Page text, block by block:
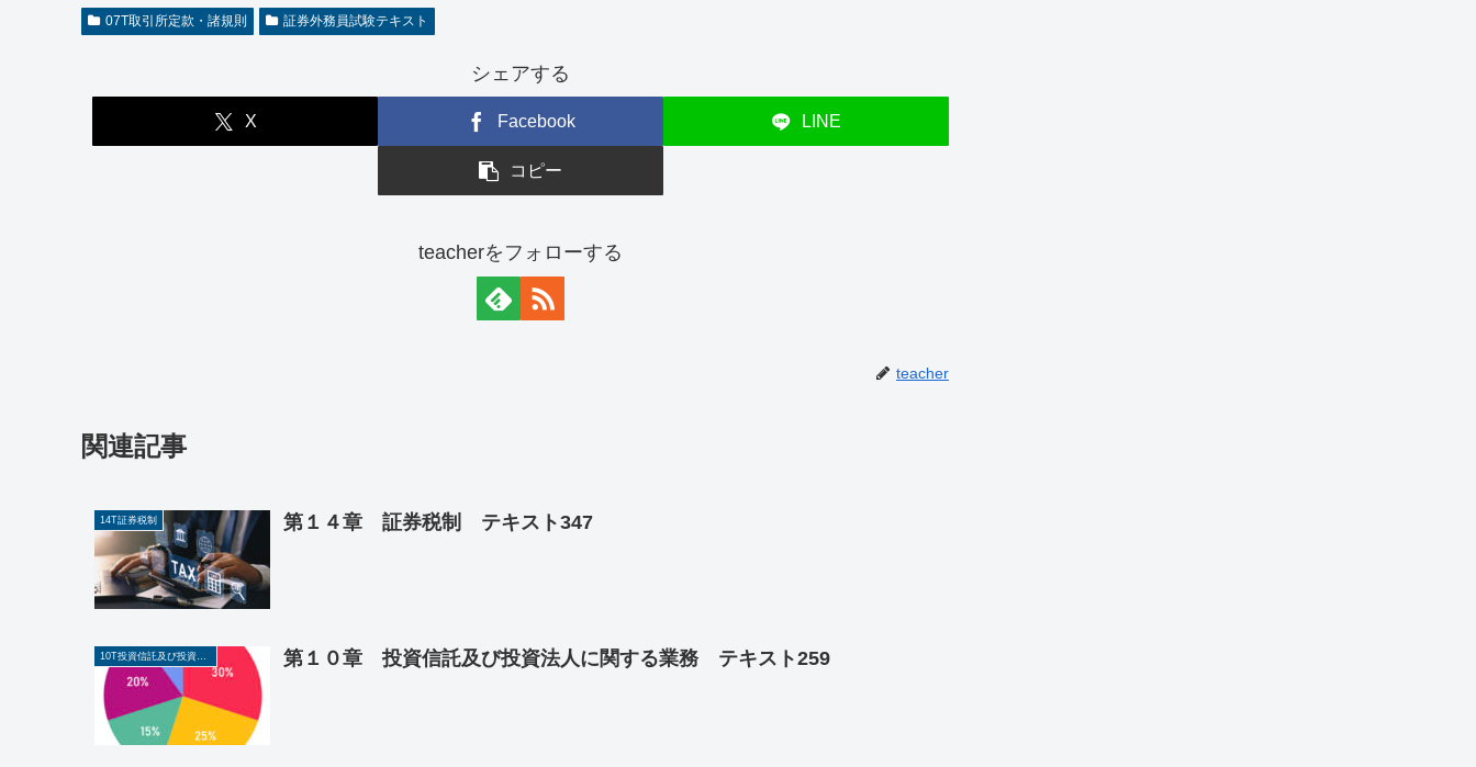
07T取引所定款・諸規則 証券外務員試験テキスト
シェアする
X Facebook LINE
コピー
teacherをフォローする
teacher
関連記事
14T証券税制 第１４章 証券税制 テキスト347
10T投資信託及び投資法人に関する業務 第１０章 投資信託及び投資法人に関する業務 テキスト259